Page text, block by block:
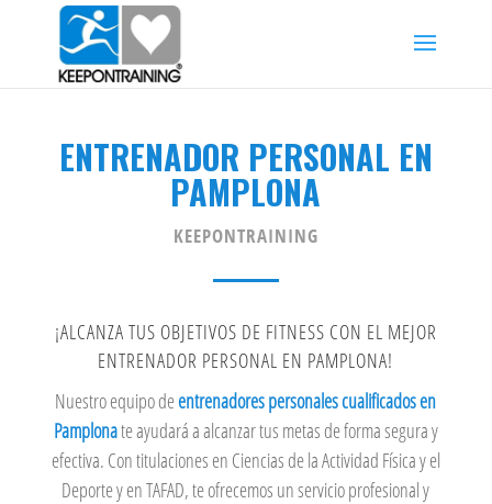
ENTRENADOR PERSONAL EN
PAMPLONA
KEEPONTRAINING
¡ALCANZA TUS OBJETIVOS DE FITNESS CON EL MEJOR
ENTRENADOR PERSONAL EN PAMPLONA!
Nuestro equipo deentrenadores personales cualificados en
Pamplonate ayudará a alcanzar tus metas de forma segura y
efectiva. Con titulaciones en Ciencias de la Actividad Física y el
Deporte y en TAFAD, te ofrecemos un servicio profesional y